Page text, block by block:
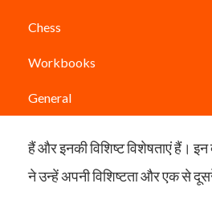
Chess
Workbooks
General
जबकि कथक उत्तर भारत से है,
है जो मुख्य रूप से दक्षिण भारत में
भरतनाट्यम दोनों ही नृत्य रूप समान
हैं और इनकी विशिष्ट विशेषताएं हैं। इन
ने उन्हें अपनी विशिष्टता और एक से